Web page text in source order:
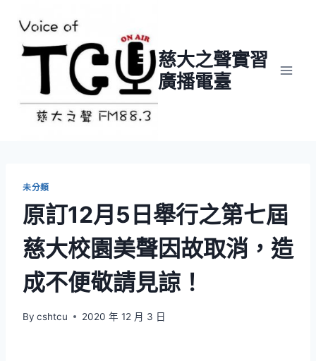
content
慈大之聲實習
廣播電臺
未分類
原訂12月5日舉行之第七屆
慈大校園美聲因故取消，造
成不便敬請見諒！
By cshtcu 2020 年 12 月 3 日